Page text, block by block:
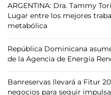
ARGENTINA: Dra. Tammy
Lugar entre los mejores
metabólica
República Dominicana
de la Agencia de Energía
Banreservas llevará a Fitur
negocios para seguir